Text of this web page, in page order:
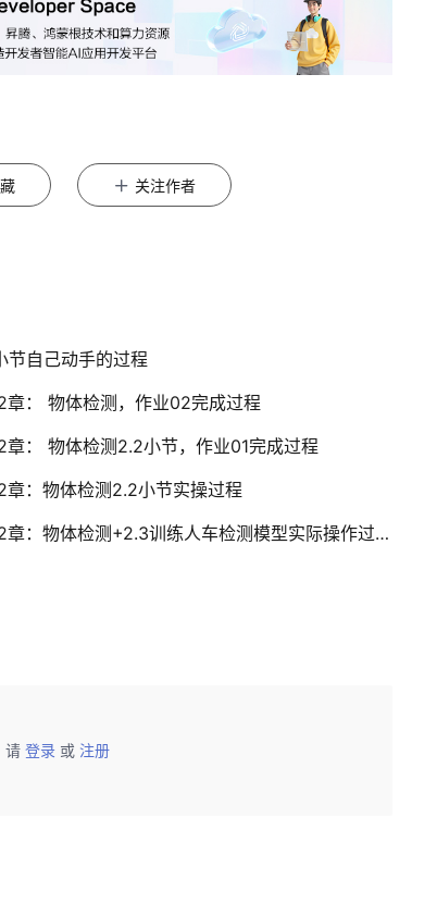
关注作者
节自己动手的过程
章： 物体检测，作业02完成过程
： 物体检测2.2小节，作业01完成过程
章：物体检测2.2小节实操过程
【2020华为云AI实战营】【华为云-上云之路】第2章：物体检测+2.3训练人车检测模型实际操作过程
请 登录 或 注册